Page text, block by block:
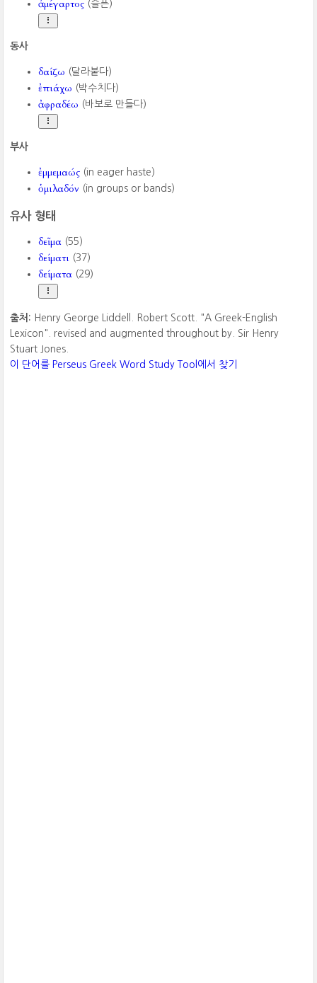
ἀμέγαρτος (슬픈)
동사
δαίζω (달라붙다)
ἐπιάχω (박수치다)
ἀφραδέω (바보로 만들다)
부사
ἐμμεμαώς (in eager haste)
ὁμιλαδόν (in groups or bands)
유사 형태
δεῖμα (55)
δείματι (37)
δείματα (29)
출처: Henry George Liddell. Robert Scott. "A Greek-English
Lexicon". revised and augmented throughout by. Sir Henry
Stuart Jones.
이 단어를 Perseus Greek Word Study Tool에서 찾기